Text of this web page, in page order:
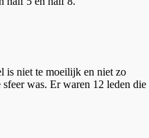
is niet te moeilijk en niet zo
was. Er waren 12 leden die